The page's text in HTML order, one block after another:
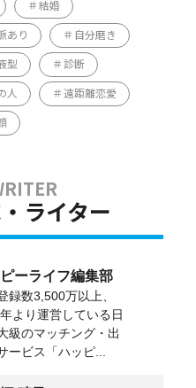
結婚
あり 自分磨き
型 診断
人 遠距離恋愛
ライター
ーライフ編集部
録数3,500万以上、
より運営している日
級のマッチング・出
ービス「ハッピ...